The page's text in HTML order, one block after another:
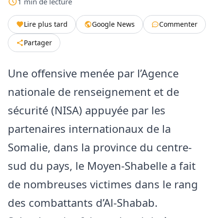
Lire plus tard Google News
Commenter
Partager
Une offensive menée par l’Agence
nationale de renseignement et de
sécurité (NISA) appuyée par les
partenaires internationaux de la
Somalie, dans la province du centre-
sud du pays, le Moyen-Shabelle a fait
de nombreuses victimes dans le rang
des combattants d’Al-Shabab.